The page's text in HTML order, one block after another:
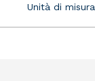
Unità di misura